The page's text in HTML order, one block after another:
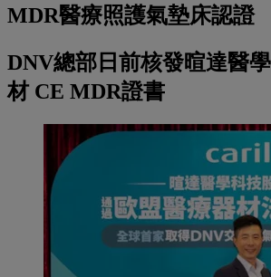
MDR醫療照護氣墊床認證
DNV總部日前核發暄達醫
材 CE MDR證書